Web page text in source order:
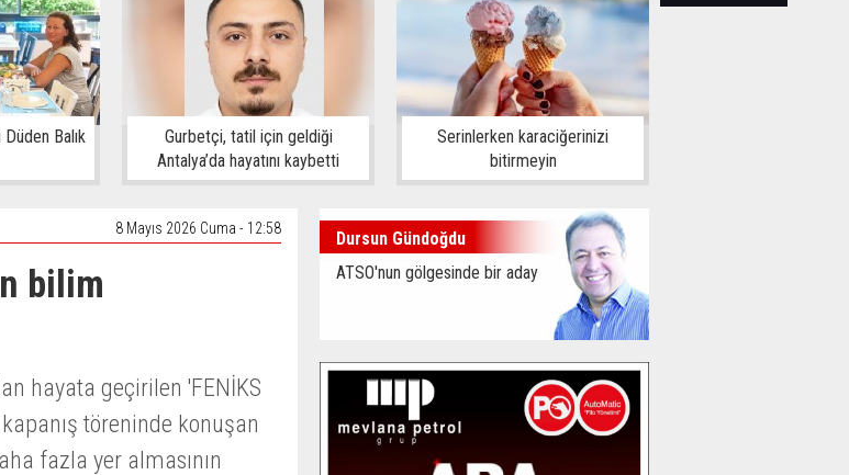
Balık
Gurbetçi, tatil için geldiği
Antalya’da hayatını kaybetti
Serinlerken karaciğerinizi
bitirmeyin
8 Mayıs 2026 Cuma - 12:58
bilim
hayata geçirilen 'FENİKS
töreninde konuşan
fazla yer almasının
Dursun Gündoğdu
ATSO'nun gölgesinde bir aday